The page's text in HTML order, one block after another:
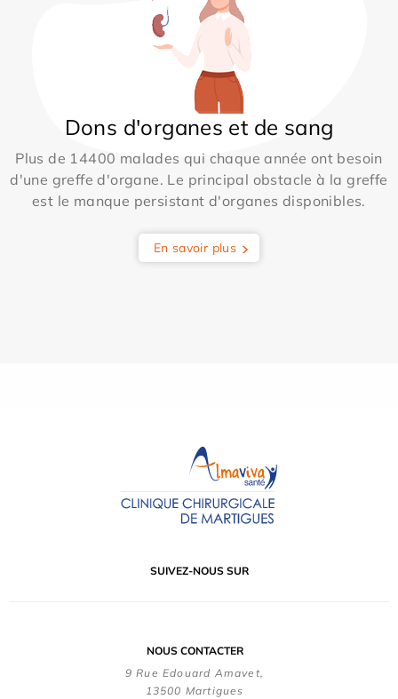
Dons d'organes et de sang
Plus de 14400 malades qui chaque année ont besoin
d'une greffe d'organe. Le principal obstacle à la greffe
est le manque persistant d'organes disponibles.
En savoir plus
SUIVEZ-NOUS SUR
NOUS CONTACTER
9 Rue Edouard Amavet,
13500 Martigues